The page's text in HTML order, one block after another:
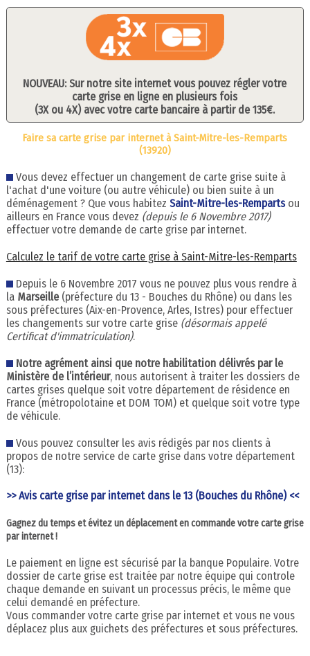
NOUVEAU: Sur notre site internet vous pouvez régler votre
carte grise en ligne en plusieurs fois
(3X ou 4X) avec votre carte bancaire à partir de 135€.
Faire sa carte grise par internet à Saint-Mitre-les-Remparts
(13920)
Vous devez effectuer un changement de carte grise suite à
l'achat d'une voiture (ou autre véhicule) ou bien suite à un
déménagement ? Que vous habitez Saint-Mitre-les-Remparts ou
ailleurs en France vous devez (depuis le 6 Novembre 2017)
effectuer votre demande de carte grise par internet.
Calculez le tarif de votre carte grise à Saint-Mitre-les-Remparts
Depuis le 6 Novembre 2017 vous ne pouvez plus vous rendre à
laMarseille(préfecture du 13 - Bouches du Rhône) ou dans les
sous préfectures (Aix-en-Provence, Arles, Istres) pour effectuer
les changements sur votre carte grise (désormais appelé
Certificat d'immatriculation).
Notre agrément ainsi que notre habilitation délivrés par le
Ministère de l’intérieur, nous autorisent à traiter les dossiers de
cartes grises quelque soit votre département de résidence en
France (métropolotaine et DOM TOM) et quelque soit votre type
de véhicule.
Vous pouvez consulter les avis rédigés par nos clients à
propos de notre service de carte grise dans votre département
(13):
>> Avis carte grise par internet dans le 13 (Bouches du Rhône) <<
Gagnez du temps et évitez un déplacement en commande votre carte grise
par internet !
Le paiement en ligne est sécurisé par la banque Populaire. Votre
dossier de carte grise est traitée par notre équipe qui controle
chaque demande en suivant un processus précis, le même que
celui demandé en préfecture.
Vous commander votre carte grise par internet et vous ne vous
déplacez plus aux guichets des préfectures et sous préfectures.